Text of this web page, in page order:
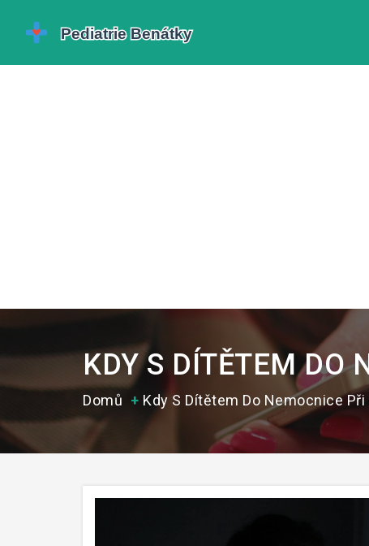
KDY S DÍTĚTEM DO
Domů Kdy S Dítětem Do Nemocnice